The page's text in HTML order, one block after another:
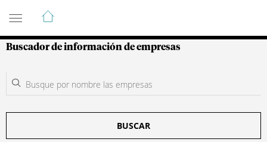
Guía de Empresas Colombianas
Buscador de información de empresas
BUSCAR